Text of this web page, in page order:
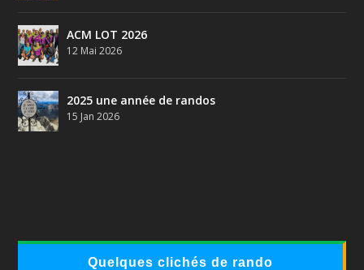
ACM LOT 2026
12 Mai 2026
2025 une année de randos
15 Jan 2026
Quelques clichés de rando